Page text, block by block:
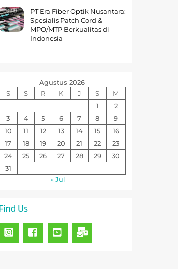
PT Era Fiber Optik Nusantara:
Spesialis Patch Cord &
MPO/MTP Berkualitas di
Indonesia
Agustus 2026
S
S R K J S
M
1
2
3
4 5 6 7 8
9
10
11 12 13 14 15
16
17
18 19 20 21 22
23
24
25 26 27 28 29
30
31
« Jul
Find Us